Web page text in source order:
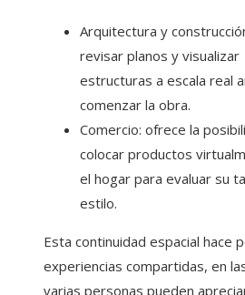
Arquitectura y
revisar planos y visualizar
estructuras a escala real
comenzar la obra.
Comercio: ofrece la
colocar productos
el hogar para evaluar su
estilo.
Esta continuidad espacial hace
experiencias compartidas, en
varias personas pueden